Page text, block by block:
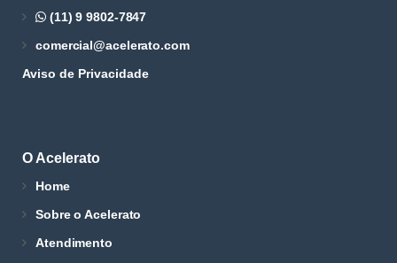
(11) 9 9802-7847
comercial@acelerato.com
Aviso de Privacidade
O Acelerato
Home
Sobre o Acelerato
Atendimento